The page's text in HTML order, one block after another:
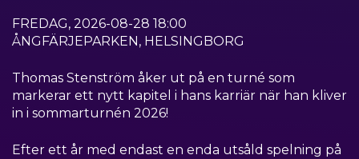
FREDAG, 2026-08-28 18:00
ÅNGFÄRJEPARKEN, HELSINGBORG
Thomas Stenström åker ut på en turné som
markerar ett nytt kapitel i hans karriär när han kliver
in i sommarturnén 2026!
Efter ett år med endast en enda utsåld spelning på